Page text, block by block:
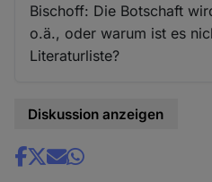
Bischoff: Die Botschaft
o.ä., oder warum ist es
Literaturliste?
Diskussion anzeigen
Share